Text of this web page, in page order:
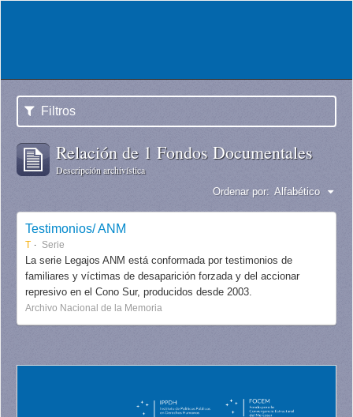
Filtros
Relación de 1 Fondos Documentales
Descripción archivística
Ordenar por: Alfabético
Testimonios/ ANM
T Serie
La serie Legajos ANM está conformada por testimonios de
familiares y víctimas de desaparición forzada y del accionar
represivo en el Cono Sur, producidos desde 2003.
Archivo Nacional de la Memoria